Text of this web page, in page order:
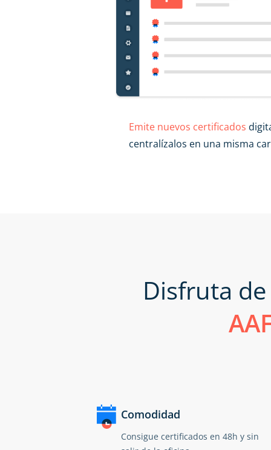
Emite nuevos certificados
centralízalos en una misma
Disfruta
Comodidad
Consigue certificados en 48h y sin